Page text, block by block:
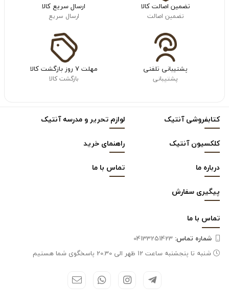
تضمین اصالت کالا
تضمین اصالت
ارسال سریع کالا
ارسال سریع
پشتیبانی تلفنی
پشتیبانی
مهلت ۷ روز بازگشت کالا
بازگشت کالا
کتابفروشی آنتیک
لوازم تحریر و مدرسه آنتیک
کلکسیون آنتیک
راهنمای خرید
درباره ما
تماس با ما
پیگیری سفارش
تماس با ما
شماره تماس‌:
شنبه تا پنجشنبه ساعت 12 ظهر الی 20.30 پاسخگوی شما هستیم